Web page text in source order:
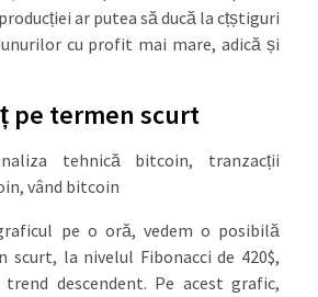
ar putea să ducă la cțștiguri
cu profit mai mare, adică și
pe termen scurt
pe o oră, vedem o posibilă
scurt, la nivelul Fibonacci de 420$,
descendent. Pe acest grafic,